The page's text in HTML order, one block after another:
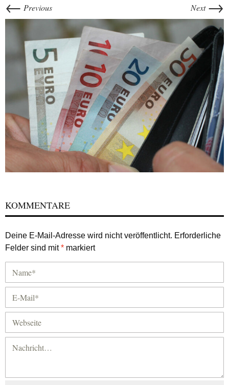
← Previous Next →
KOMMENTARE
Deine E-Mail-Adresse wird nicht veröffentlicht. Erforderliche
Felder sind mit* markiert